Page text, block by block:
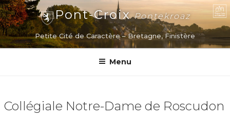
Aller
au
contenu
principal
Pont-CroixPontekroaz
Petite Cité de Caractère – Bretagne, Finistère
Menu
Collégiale Notre-Dame de Roscudon